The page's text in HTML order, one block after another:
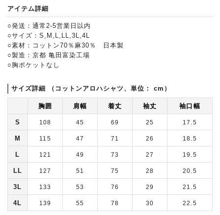
アイテム詳細
○発送：通常2-5営業日以内
○サイズ：S,M,L,LL,3L,4L
○素材：コットン70％麻30％ 日本製
○製造：京都 亀田富染工場
○胸ポケットなし
サイズ詳細 （コットンアロハシャツ、単位： cm）
胸囲 肩幅 着丈 袖丈 袖口幅
S 108 45 69 25 17.5
M 115 47 71 26 18.5
L 121 49 73 27 19.5
LL 127 51 75 28 20.5
3L 133 53 76 29 21.5
4L 139 55 78 30 22.5